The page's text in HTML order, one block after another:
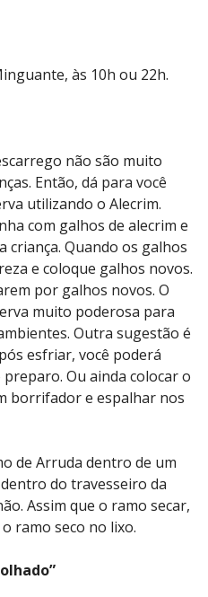
às 10h ou 22h.
não são muito
Então, dá para você
utilizando o Alecrim.
com galhos de alecrim e
criança. Quando os galhos
e coloque galhos novos.
por galhos novos. O
muito poderosa para
Outra sugestão é
esfriar, você poderá
Ou ainda colocar o
borrifador e espalhar nos
de Arruda dentro de um
do travesseiro da
Assim que o ramo secar,
ramo seco no lixo.